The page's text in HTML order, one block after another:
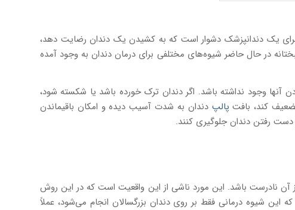
برای یک دندانپزشک دشوار است که به کشیدن یک دندان رضایت دهد،
در حال حاضر شیوه‌های مختلفی برای درمان دندان به وجود آمده
آنها وجود نداشته باشد. اگر دندان ترک خورده باشد یا شکسته شود،
کند، بافت پالپ دندان به شدت آسیب دیده و امکان باقیماندن
دست رفتن دندان جلوگیری کنند.
نادرست باشد. این مورد ناشی از این واقعیت است که در این روش
شیوه درمانی فقط بر روی دندان بزرگسالان انجام می‌شود، عملاً